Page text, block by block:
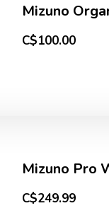
Mizuno
C$100.00
Mizuno Pro
C$249.99